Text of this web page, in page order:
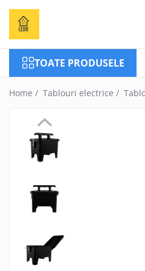
Toate Produsele
Becuri
Becuri LED
Tuburi LED
Tablouri electrice
Tablouri metalice
Dulapuri metalice
Tablouri organizare de santier
Accesorii tablouri electrice
Sigurante automate
Sigurante fuzibile
TOATE PRODUSELE
Home / Tablouri electrice /